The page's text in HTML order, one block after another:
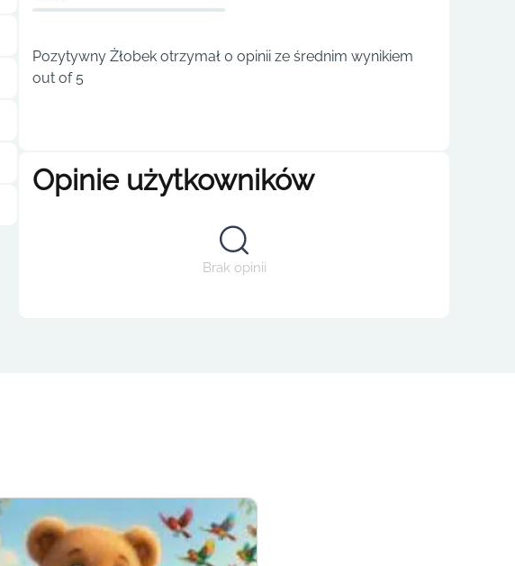
Pozytywny Żłobek otrzymał 0 opinii ze średnim wynikiem
out of 5
Opinie użytkowników
Brak opinii